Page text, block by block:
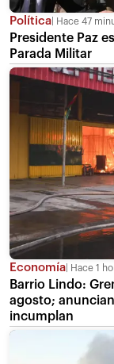
Política Hace 47
Presidente Paz
Parada Militar
Economía Hace 1
Barrio Lindo:
agosto;
incumplan